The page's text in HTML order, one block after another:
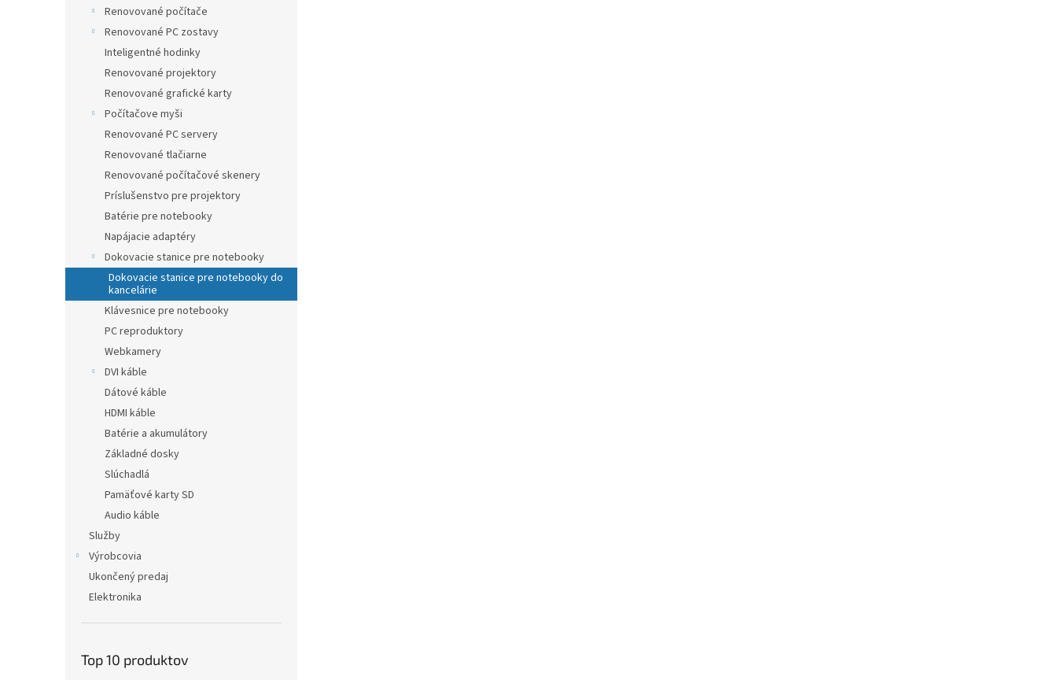
Renovované počítače
Renovované PC zostavy
Inteligentné hodinky
Renovované projektory
Renovované grafické karty
Počítačove myši
Renovované PC servery
Renovované tlačiarne
Renovované počítačové skenery
Príslušenstvo pre projektory
Batérie pre notebooky
Napájacie adaptéry
Dokovacie stanice pre notebooky
Dokovacie stanice pre notebooky do
kancelárie
Klávesnice pre notebooky
PC reproduktory
Webkamery
DVI káble
Dátové káble
HDMI káble
Batérie a akumulátory
Základné dosky
Slúchadlá
Pamäťové karty SD
Audio káble
Služby
Výrobcovia
Ukončený predaj
Elektronika
Top 10 produktov